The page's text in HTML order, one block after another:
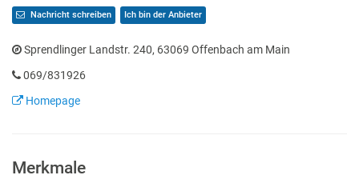
Nachricht schreiben Ich bin der Anbieter
Sprendlinger Landstr. 240, 63069 Offenbach am Main
069/831926
Homepage
Merkmale